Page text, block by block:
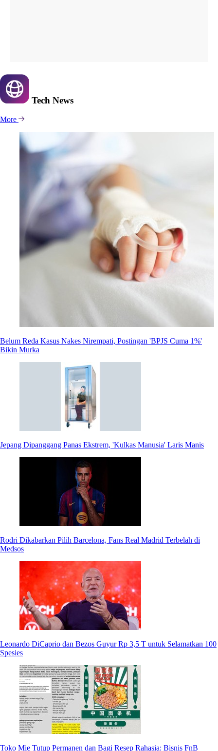
Tech News
More
Belum Reda Kasus Nakes Nirempati, Postingan 'BPJS Cuma 1%'
Bikin Murka
Jepang Dipanggang Panas Ekstrem, 'Kulkas Manusia' Laris Manis
Rodri Dikabarkan Pilih Barcelona, Fans Real Madrid Terbelah di
Medsos
Leonardo DiCaprio dan Bezos Guyur Rp 3,5 T untuk Selamatkan 100
Spesies
Toko Mie Tutup Permanen dan Bagi Resep Rahasia: Bisnis FnB